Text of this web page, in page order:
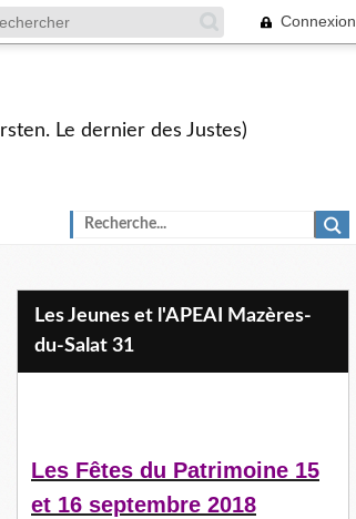
Connexion
Le dernier des Justes)
Les Jeunes et l'APEAI Mazères-
du-Salat 31
Les Fêtes du Patrimoine 15
et 16 septembre 2018